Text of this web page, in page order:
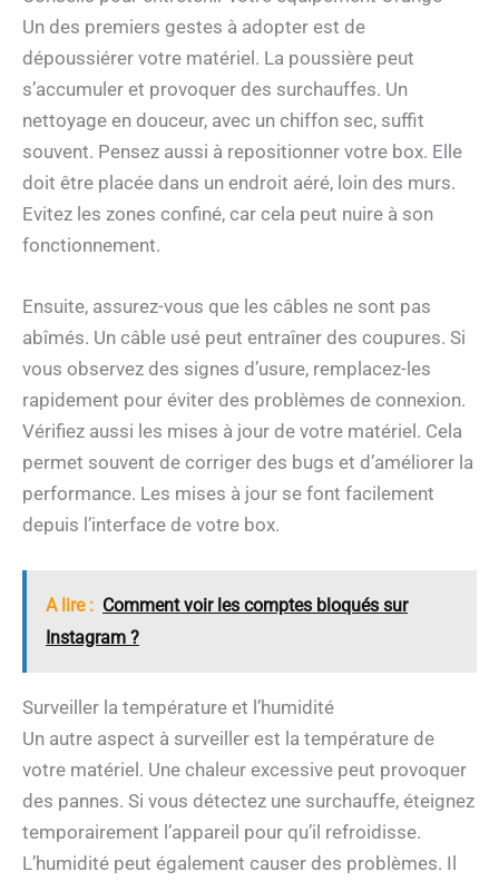
Un des premiers gestes à adopter est de
dépoussiérer votre matériel. La poussière peut
s’accumuler et provoquer des surchauffes. Un
nettoyage en douceur, avec un chiffon sec, suffit
souvent. Pensez aussi à repositionner votre box. Elle
doit être placée dans un endroit aéré, loin des murs.
Evitez les zones confiné, car cela peut nuire à son
fonctionnement.
Ensuite, assurez-vous que les câbles ne sont pas
abîmés. Un câble usé peut entraîner des coupures. Si
vous observez des signes d’usure, remplacez-les
rapidement pour éviter des problèmes de connexion.
Vérifiez aussi les mises à jour de votre matériel. Cela
permet souvent de corriger des bugs et d’améliorer la
performance. Les mises à jour se font facilement
depuis l’interface de votre box.
A lire : Comment voir les comptes bloqués sur
Instagram ?
Surveiller la température et l’humidité
Un autre aspect à surveiller est la température de
votre matériel. Une chaleur excessive peut provoquer
des pannes. Si vous détectez une surchauffe, éteignez
temporairement l’appareil pour qu’il refroidisse.
L’humidité peut également causer des problèmes. Il